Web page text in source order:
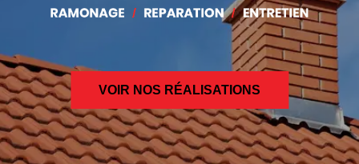
VOIR NOS RÉALISATIONS